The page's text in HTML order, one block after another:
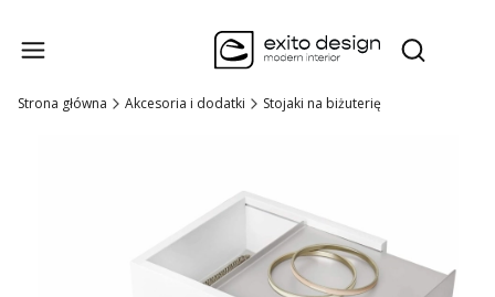
Otwórz
Strona główna Akcesoria i dodatki Stojaki na biżuterię